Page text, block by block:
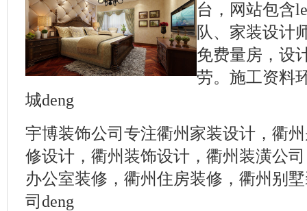
台，网站包含
队、家装设计
免费量房，设
劳。施工资料
城deng
宇博装饰公司专注衢州家装设计，衢
修设计，衢州装饰设计，衢州装潢公
办公室装修，衢州住房装修，衢州别
司deng